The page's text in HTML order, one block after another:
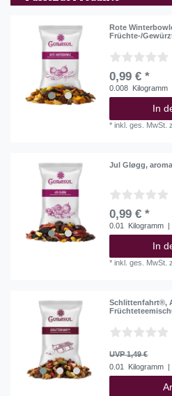
Rote
Früchte-/
0,99 € *
0.008 Kilogramm
In
*inkl. ges. MwSt.
Jul Gløgg,
0,99 € *
0.01 Kilogramm
In
*inkl. ges. MwSt.
Schlittenfahrt®,
UVP 1,49 €
0.01 Kilogramm